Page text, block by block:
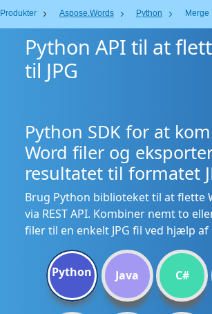
Produkter Aspose.Words Python Merge
Python API til at
til JPG
Python SDK for at
Word filer og
resultatet til formatet
Brug Python biblioteket til at flette
via REST API. Kombiner nemt to
filer til en enkelt JPG fil ved hjælp af
Python Java C#